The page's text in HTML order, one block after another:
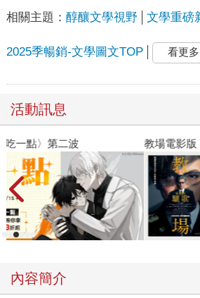
相關主題： 醇釀文學視野 文學重磅
2025季暢銷-文學圖文TOP 看更多
活動訊息
教場電影版
內容簡介